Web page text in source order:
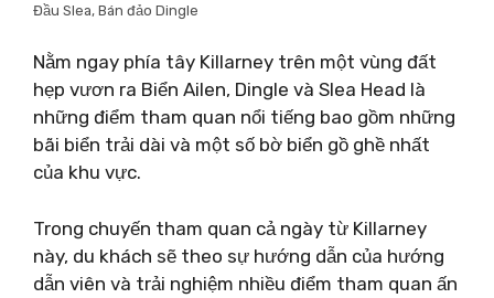
Đầu Slea, Bán đảo Dingle
Nằm ngay phía tây Killarney trên một vùng đất
hẹp vươn ra Biển Ailen, Dingle và Slea Head là
những điểm tham quan nổi tiếng bao gồm những
bãi biển trải dài và một số bờ biển gồ ghề nhất
của khu vực.
Trong chuyến tham quan cả ngày từ Killarney
này, du khách sẽ theo sự hướng dẫn của hướng
dẫn viên và trải nghiệm nhiều điểm tham quan ấn